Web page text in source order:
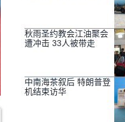
秋雨圣约教会江油聚会
遭冲击 33人被带走
中南海茶叙后 特朗普登
机结束访华